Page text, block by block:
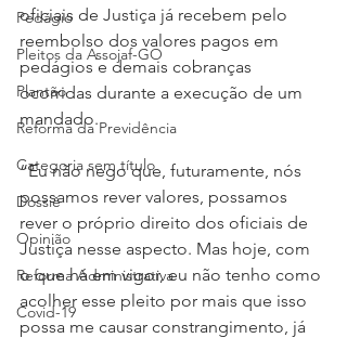
Pedágio
Pleitos da Assojaf-GO
Plantão
Reforma da Previdência
Categoria sem título
Dossiê
Opinião
Reforma Administrativa
Covid-19
oficiais de Justiça já recebem pelo
reembolso dos valores pagos em
pedágios e demais cobranças
ocorridas durante a execução de um
mandado.
“Eu não nego que, futuramente, nós
possamos rever valores, possamos
rever o próprio direito dos oficiais de
Justiça nesse aspecto. Mas hoje, com
o que há em vigor, eu não tenho como
acolher esse pleito por mais que isso
possa me causar constrangimento, já